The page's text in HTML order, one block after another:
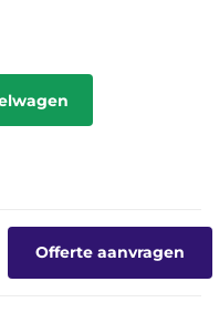
Offerte aanvragen